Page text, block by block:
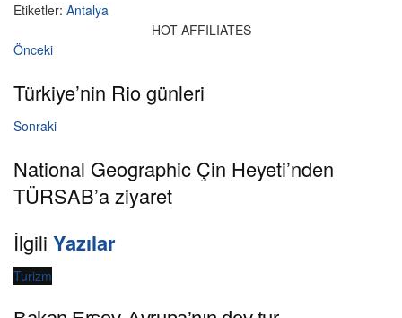
Etiketler: Antalya
HOT AFFILIATES
Önceki
Türkiye’nin Rio günleri
Sonraki
National Geographic Çin Heyeti’nden
TÜRSAB’a ziyaret
İlgili Yazılar
Turizm